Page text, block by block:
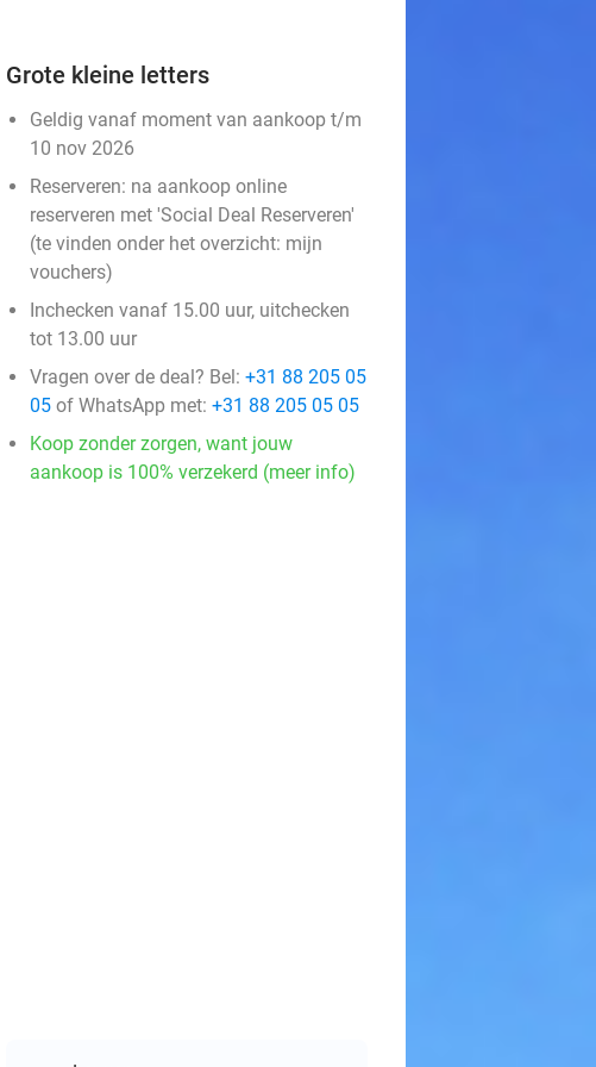
Grote kleine letters
Geldig vanaf moment van aankoop t/m
10 nov 2026
Reserveren: na aankoop online
reserveren met 'Social Deal Reserveren'
(te vinden onder het overzicht: mijn
vouchers)
Inchecken vanaf 15.00 uur, uitchecken
tot 13.00 uur
Vragen over de deal? Bel: +31 88 205 05
05 of WhatsApp met: +31 88 205 05 05
Koop zonder zorgen, want jouw
aankoop is 100% verzekerd (meer info)